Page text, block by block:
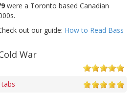
were a Toronto based Canadian
out our guide: How to Read Bass
War